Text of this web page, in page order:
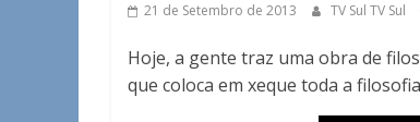
21 de Setembro de 2013 TV Sul TV Sul
Hoje, a gente traz uma obra de
que coloca em xeque toda a